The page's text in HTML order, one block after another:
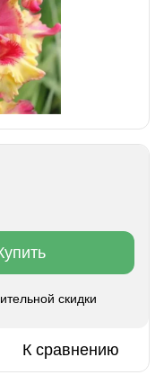
скидки
К сравнению